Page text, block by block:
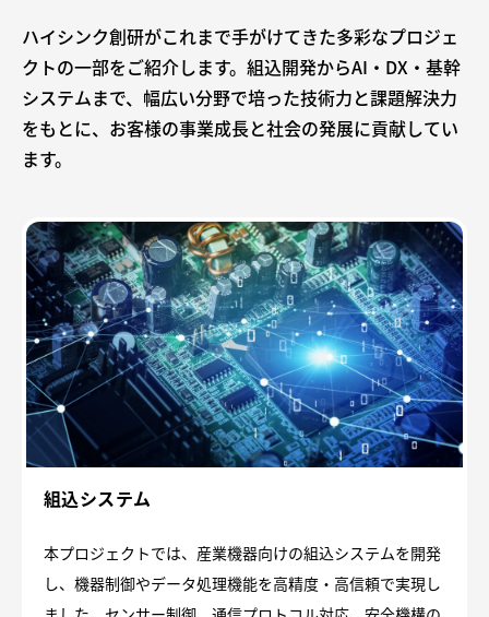
ハイシンク創研がこれまで手がけてきた多彩なプロジェ
クトの一部をご紹介します。組込開発からAI・DX・基幹
システムまで、幅広い分野で培った技術力と課題解決力
をもとに、お客様の事業成長と社会の発展に貢献してい
ます。
組込システム
本プロジェクトでは、産業機器向けの組込システムを開発
し、機器制御やデータ処理機能を高精度・高信頼で実現し